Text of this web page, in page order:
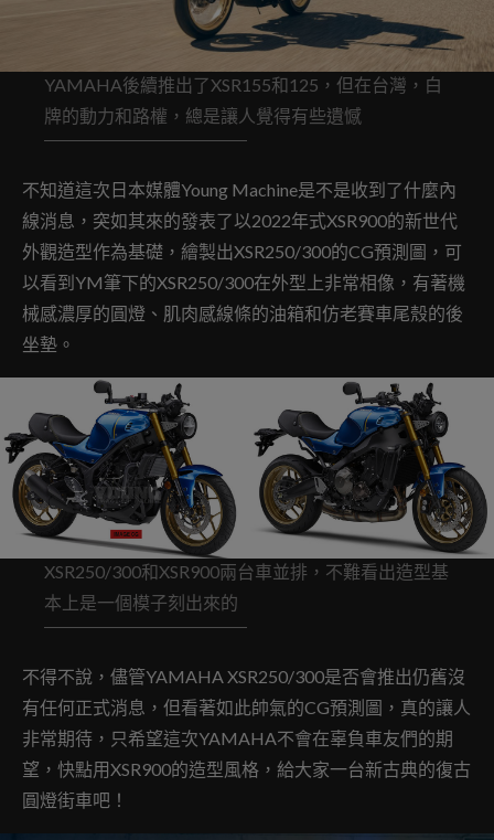
YAMAHA後續推出了XSR155和125，但在台灣，白
牌的動力和路權，總是讓人覺得有些遺憾
不知道這次日本媒體Young Machine是不是收到了什麼內
線消息，突如其來的發表了以2022年式XSR900的新世代
外觀造型作為基礎，繪製出XSR250/300的CG預測圖，可
以看到YM筆下的XSR250/300在外型上非常相像，有著機
械感濃厚的圓燈、肌肉感線條的油箱和仿老賽車尾殼的後
坐墊。
XSR250/300和XSR900兩台車並排，不難看出造型基
本上是一個模子刻出來的
不得不說，儘管YAMAHA XSR250/300是否會推出仍舊沒
有任何正式消息，但看著如此帥氣的CG預測圖，真的讓人
非常期待，只希望這次YAMAHA不會在辜負車友們的期
望，快點用XSR900的造型風格，給大家一台新古典的復古
圓燈街車吧！